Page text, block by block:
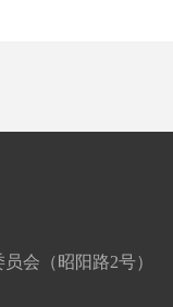
会（昭阳路2号）